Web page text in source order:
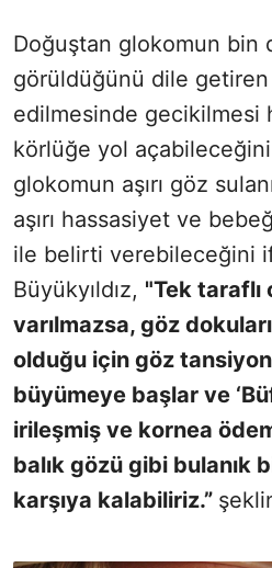
Doğuştan glokomun bin
görüldüğünü dile getiren
edilmesinde gecikilmesi
körlüğe yol
glokomun aşırı göz
aşırı hassasiyet ve
ile belirti verebileceğini
Büyükyıldız, "Tek taraflı
varılmazsa, göz
olduğu için göz
büyümeye başlar ve
irileşmiş ve kornea
balık gözü gibi bulanık
karşıya kalabiliriz.”